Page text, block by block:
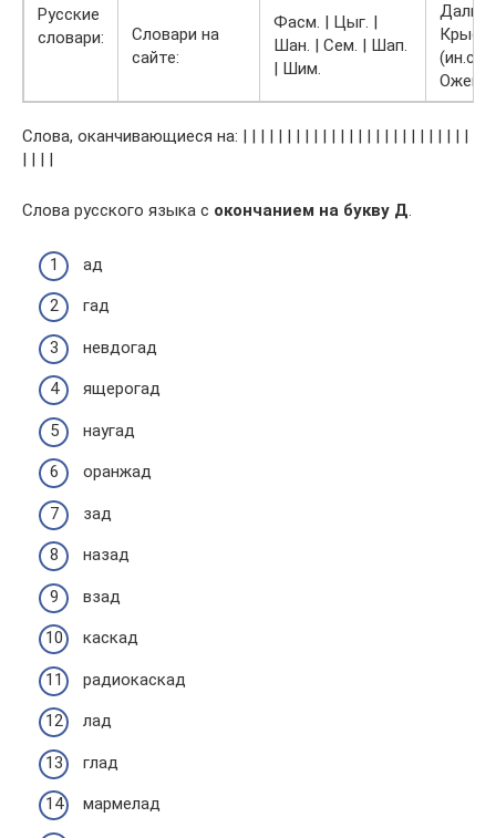
Русские
словари:
Словари на
сайте:
Фасм. | Цыг. |
Шан. | Сем. | Шап.
| Шим.
Даль |
(ин.сл.)
Ожегов
Слова, оканчивающиеся на: | | | | | | | | | | | | | | | | | | | | | | | | | |
| | | |
Слова русского языка с окончанием на букву Д.
ад
гад
невдогад
ящерогад
наугад
оранжад
зад
назад
взад
каскад
радиокаскад
лад
глад
мармелад